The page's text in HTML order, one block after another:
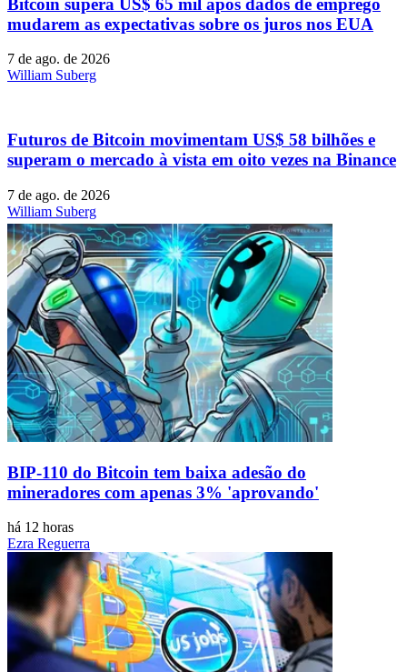
Bitcoin supera US$ 65 mil após dados de emprego
mudarem as expectativas sobre os juros nos EUA
7 de ago. de 2026
William Suberg
Futuros de Bitcoin movimentam US$ 58 bilhões e
superam o mercado à vista em oito vezes na Binance
7 de ago. de 2026
William Suberg
BIP-110 do Bitcoin tem baixa adesão do
mineradores com apenas 3% 'aprovando'
há 12 horas
Ezra Reguerra